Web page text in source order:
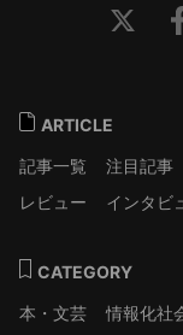
ARTICLE
記事一覧
注目記事
レビュー
インタビ
CATEGORY
本・文芸
情報化社